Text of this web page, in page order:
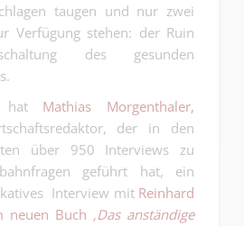
taugen und nur zwei
Verfügung stehen: der Ruin
des gesunden
hat Mathias Morgenthaler,
der in den
über 950 Interviews zu
geführt hat, ein
Interview mit Reinhard
neuen Buch ‚Das anständige